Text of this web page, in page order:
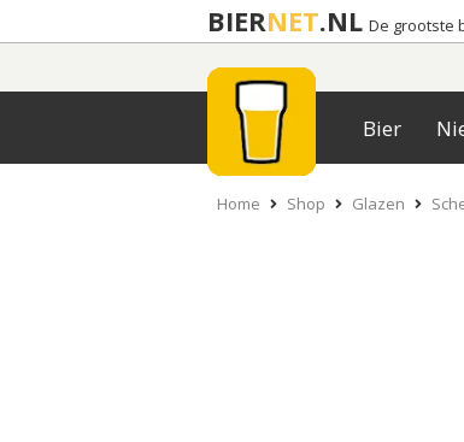
BIERNET.NL De grootste
Bier
Home Shop Glazen